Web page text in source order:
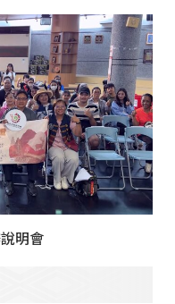
明會